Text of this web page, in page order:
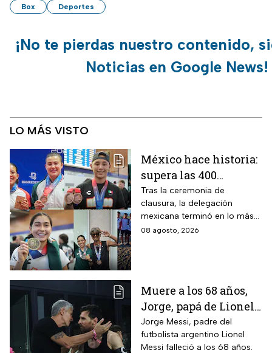
Box Deportes
¡No te pierdas nuestro contenido,
Noticias en Google News!
LO MÁS VISTO
México hace historia:
supera las 400
medallas en los
Juegos
Centroamericanos
2026 e impone récords
Tras la ceremonia de
clausura, la delegación
mexicana terminó en lo más
alto del medallero
08 agosto, 2026
Muere a los 68 años,
Jorge, papá de Lionel
Messi
Jorge Messi, padre del
futbolista argentino Lionel
Messi falleció a los 68 años.